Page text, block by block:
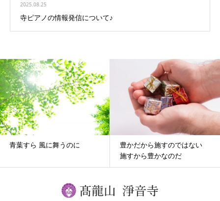
2025.08.25
寺ピアノの情報発信について♪
青葉すら 風に舞うのに
豊かだから施すのではない
施すから豊かなのだ